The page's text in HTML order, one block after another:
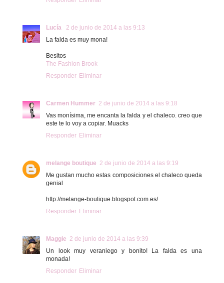
Lucía
2 de junio de 2014 a las 9:13
La falda es muy mona!
Besitos
The Fashion Brook
Responder Eliminar
Carmen Hummer 2 de junio de 2014 a las 9:18
Vas monísima, me encanta la falda y el chaleco. creo que
este te lo voy a copiar. Muacks
Responder Eliminar
melange boutique 2 de junio de 2014 a las 9:19
Me gustan mucho estas composiciones el chaleco queda
genial
http://melange-boutique.blogspot.com.es/
Responder Eliminar
Maggie 2 de junio de 2014 a las 9:39
Un look muy veraniego y bonito! La falda es una
monada!
Responder Eliminar